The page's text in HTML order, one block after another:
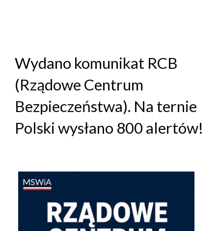
Wydano komunikat RCB
(Rządowe Centrum
Bezpieczeństwa). Na ternie
Polski wysłano 800 alertów!